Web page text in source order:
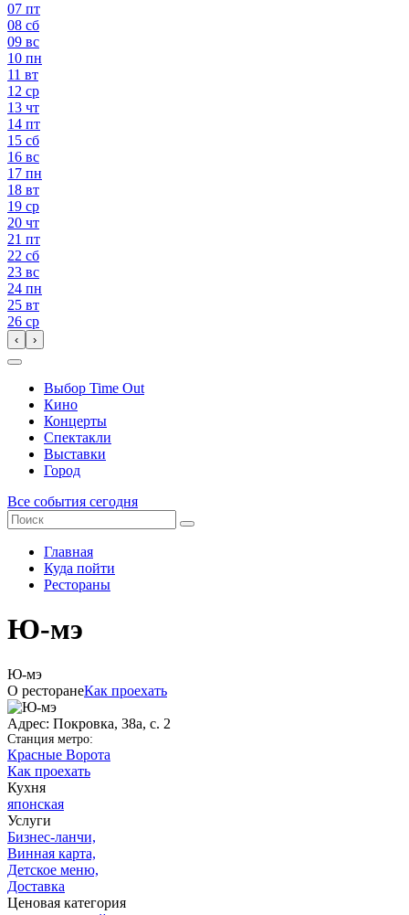
07 пт
08 сб
09 вс
10 пн
11 вт
12 ср
13 чт
14 пт
15 сб
16 вс
17 пн
18 вт
19 ср
20 чт
21 пт
22 сб
23 вс
24 пн
25 вт
26 ср
‹ ›
Выбор Time Out
Кино
Концерты
Спектакли
Выставки
Город
Все события сегодня
Главная
Куда пойти
Рестораны
Ю-мэ
Ю-мэ
О ресторанеКак проехать
Адрес: Покровка, 38а, с. 2
Станция метро:
Красные Ворота
Как проехать
Кухня
японская
Услуги
Бизнес-ланчи,
Винная карта,
Детское меню,
Доставка
Ценовая категория